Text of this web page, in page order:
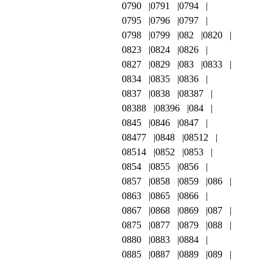
0790
0791
0794
0795
0796
0797
0798
0799 082
0820
0823
0824
0826
0827
0829 083
0833
0834
0835
0836
0837
0838
08387
08388
08396
084
0845
0846
0847
08477
0848
08512
08514
0852
0853
0854
0855
0856
0857
0858 0859
086
0863
0865
0866
0867
0868 0869
087
0875
0877 0879
088
0880
0883
0884
0885
0887 0889
089